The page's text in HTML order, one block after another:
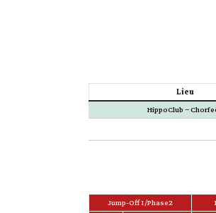
Lieu
HippoClub –
Jump-Off 1/Phase2